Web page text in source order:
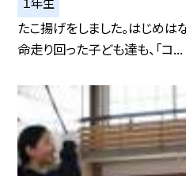
たこ揚げをしました。はじめ
命走り回った子ども達も、「コ...